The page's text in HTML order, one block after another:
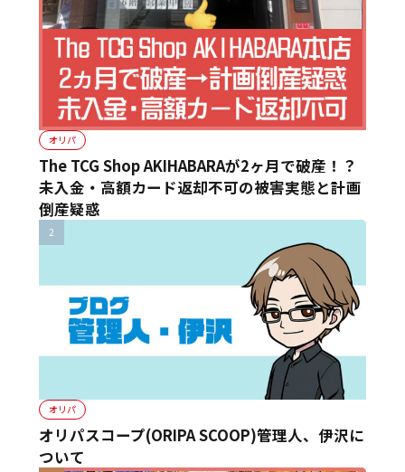
オリパ
The TCG Shop AKIHABARAが2ヶ月で破産！？
未入金・高額カード返却不可の被害実態と計画
倒産疑惑
オリパ
オリパスコープ(ORIPA SCOOP)管理人、伊沢に
ついて